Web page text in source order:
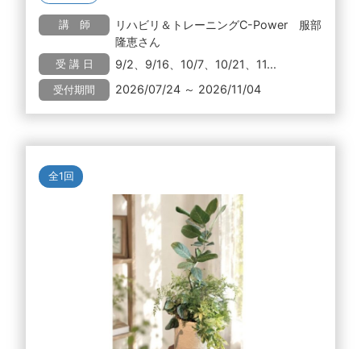
講 師
リハビリ＆トレーニングC-Power 服部
隆恵さん
受 講 日 9/2、9/16、10/7、10/21、11...
受付期間 2026/07/24 ～ 2026/11/04
全1回